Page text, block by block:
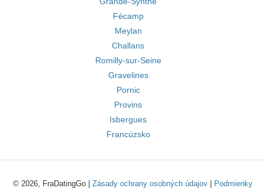
Fécamp
Meylan
Challans
Romilly-sur-Seine
Gravelines
Pornic
Provins
Isbergues
Francúzsko
© 2026, FraDatingGo | Zásady ochrany osobných údajov| Podmienky